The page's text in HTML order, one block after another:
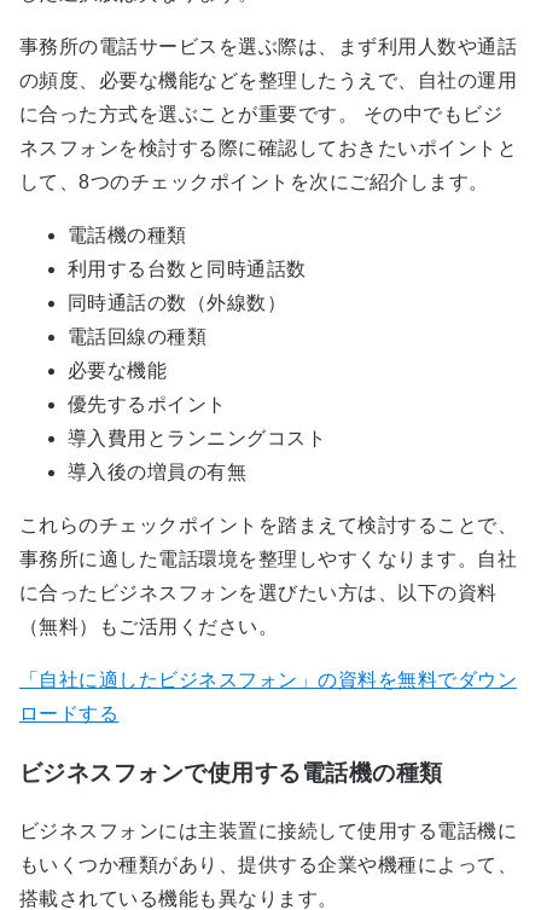
事務所の電話サービスを選ぶ際は、まず利用人数や通話
の頻度、必要な機能などを整理したうえで、自社の運用
に合った方式を選ぶことが重要です。 その中でもビジ
ネスフォンを検討する際に確認しておきたいポイントと
して、8つのチェックポイントを次にご紹介します。
電話機の種類
利用する台数と同時通話数
同時通話の数（外線数）
電話回線の種類
必要な機能
優先するポイント
導入費用とランニングコスト
導入後の増員の有無
これらのチェックポイントを踏まえて検討することで、
事務所に適した電話環境を整理しやすくなります。自社
に合ったビジネスフォンを選びたい方は、以下の資料
（無料）もご活用ください。
「自社に適したビジネスフォン」の資料を無料でダウン
ロードする
ビジネスフォンで使用する電話機の種類
ビジネスフォンには主装置に接続して使用する電話機に
もいくつか種類があり、提供する企業や機種によって、
搭載されている機能も異なります。